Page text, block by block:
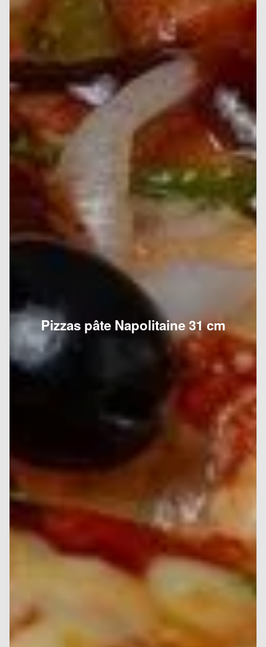
Pizzas pâte Napolitaine 31 cm